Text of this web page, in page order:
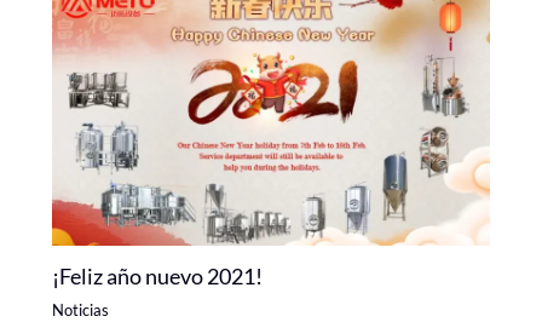
¡Feliz año nuevo 2021!
Noticias